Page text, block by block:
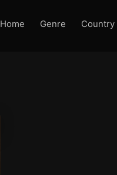
Home Genre Country